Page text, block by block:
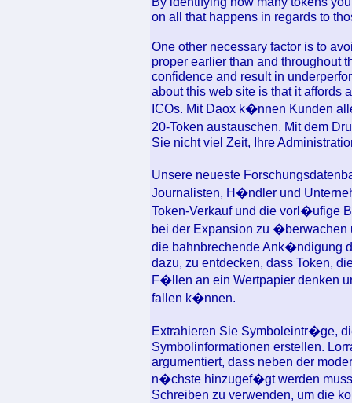
on all that happens in regards to
One other necessary factor is to
proper earlier than and throughout
confidence and result in
about this web site is that it affords
ICOs. Mit Daox k�nnen Kunden
20-Token austauschen. Mit dem
Sie nicht viel Zeit, Ihre
Unsere neueste
Journalisten, H�ndler und
Token-Verkauf und die vorl�ufige
bei der Expansion zu �berwachen
die bahnbrechende Ank�ndigung
dazu, zu entdecken, dass Token,
F�llen an ein Wertpapier denken
fallen k�nnen.
Extrahieren Sie Symboleintr�ge,
Symbolinformationen erstellen.
argumentiert, dass neben der
n�chste hinzugef�gt werden
Schreiben zu verwenden, um die